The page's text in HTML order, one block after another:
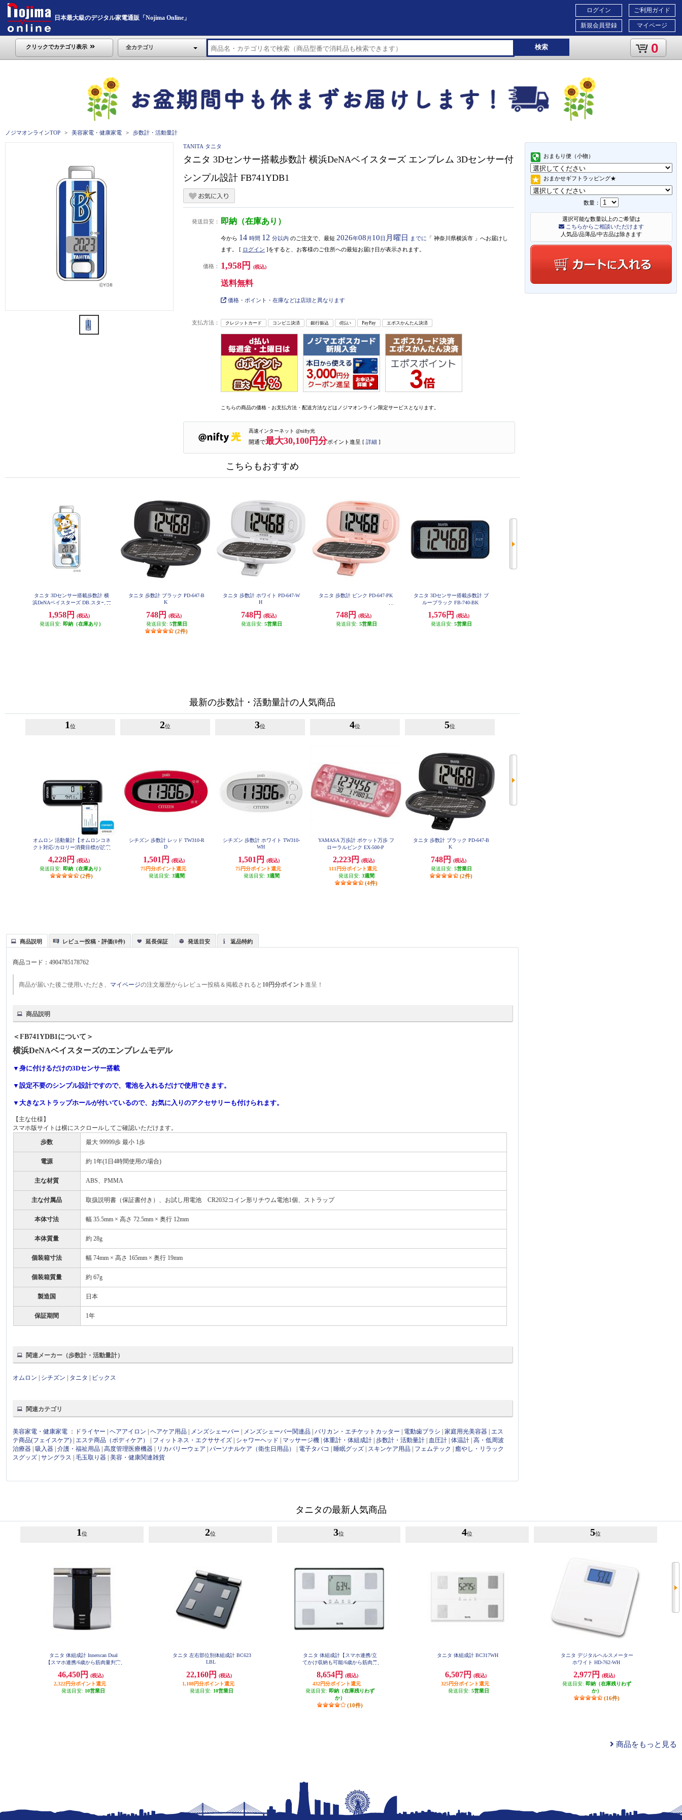
日本最大級のデジタル家電通販「Nojima Online」
ご利用ガイド
マイページ
ログイン
新規会員登録
クリックでカテゴリ表示 全カテゴリ 検索 0
ノジマオンラインTOP 美容家電・健康家電 歩数計・活動量計
おまもり便（小物）
おまかせギフトラッピング★
数量：
選択可能な数量以上のご希望は
こちらからご相談いただけます
人気品/品薄品/中古品は除きます
TANITA タニタ
タニタ 3Dセンサー搭載歩数計 横浜DeNAベイスターズ エンブレム 3Dセンサー付
シンプル設計 FB741YDB1
発送目安： 即納（在庫あり）
今から 14 時間 12 分以内 のご注文で、最短 2026年08 月 10日 月曜日 までに 「 神奈川県横浜市 」 へお届けし
ます。 [ ログイン ]をすると、お客様のご住所への最短お届け日が表示されます。
価格： 1,958円 (税込)
送料無料
価格・ポイント・在庫などは店頭と異なります
支払方法： クレジットカード コンビニ決済 銀行振込 d払い PayPay エポスかんたん決済
こちらの商品の価格・お支払方法・配送方法などはノジマオンライン限定サービスとなります。
高速インターネット @nifty光
開通で最大30,100円分ポイント進呈 [ 詳細 ]
こちらもおすすめ
タニタ 3Dセンサー搭載歩数計 横
浜DeNAベイスターズ DB.スターマ
741YDB2
1,958円
(税込)
発送目安: 即納（在庫あり）
タニタ 歩数計 ブラック PD-647-B
K
748円
(税込)
発送目安: 5営業日
(2件)
タニタ 歩数計 ホワイト PD-647-W
H
748円
(税込)
発送目安: 5営業日
タニタ 歩数計 ピンク PD-647-PK
748円
(税込)
発送目安: 5営業日
タニタ 3Dセンサー搭載歩数計 ブ
ルーブラック FB-740-BK
1,576円
(税込)
発送目安: 5営業日
最新の歩数計・活動量計の人気商品
1 位
オムロン 活動量計【オムロンコネ
クト対応/カロリー消費目標が設定
ック】 HJA-331T1-JBK
4,228円
(税込)
発送目安: 即納（在庫あり）
(2件)
2位
シチズン 歩数計 レッド TW310-R
D
1,501円
(税込)
75円分ポイント還元
発送目安: 3週間
3位
シチズン 歩数計 ホワイト TW310-
WH
1,501円
(税込)
75円分ポイント還元
発送目安: 3週間
4位
YAMASA 万歩計 ポケット万歩 フ
ローラルピンク EX-500-P
2,223円
(税込)
111円分ポイント還元
発送目安: 3週間
(4件)
5位
タニタ 歩数計 ブラック PD-647-B
K
748円
(税込)
発送目安: 5営業日
(2件)
商品説明 レビュー投稿・評価(0件) 延長保証 発送目安 返品特約
商品コード：4904785178762
商品が届いた後ご使用いただき、 マイページの注文履歴からレビュー投稿＆掲載されると 10円分ポイント進呈！
商品説明
＜FB741YDB1について＞
横浜DeNAベイスターズのエンブレムモデル
▼身に付けるだけの3Dセンサー搭載
▼設定不要のシンプル設計ですので、電池を入れるだけで使用できます。
▼大きなストラップホールが付いているので、お気に入りのアクセサリーも付けられます。
【主な仕様】
スマホ版サイトは横にスクロールしてご確認いただけます。
歩数
最大 99999歩 最小 1歩
電源 約 1年(1日4時間使用の場合)
主な材質 ABS、PMMA
主な付属品 取扱説明書（保証書付き）、お試し用電池 CR2032コイン形リチウム電池1個、ストラップ
本体寸法 幅 35.5mm × 高さ 72.5mm × 奥行 12mm
本体質量 約 28g
個装箱寸法 幅 74mm × 高さ 165mm × 奥行 19mm
個装箱質量 約 67g
製造国 日本
保証期間 1年
関連メーカー（歩数計・活動量計）
オムロン シチズン タニタ ビックス
関連カテゴリ
美容家電・健康家電 ： ドライヤー |ヘアアイロン |ヘアケア用品 メンズシェーバー メンズシェーバー関連品 |バリカン・エチケットカッター 電動歯ブラシ |家庭用光美容器
エス
テ商品(フェイスケア)
エステ商品（ボディケア） フィットネス・エクササイズ シャワーヘッド マッサージ機 |体重計・体組成計 |歩数計・活動量計 血圧計 |体温計 |高・低周波
治療器 |吸入器 |介護・福祉用品 |高度管理医療機器 リカバリーウェア |パーソナルケア（衛生日用品） 電子タバコ 睡眠グッズ スキンケア用品 フェムテック |癒やし・リラック
スグッズ |サングラス |毛玉取り器 |美容・健康関連雑貨
タニタの最新人気商品
1 位
タニタ 体組成計 Innerscan Dual
【スマホ連携/6歳から筋肉量判定
ブラック RD804LBK
46,450円
(税込)
2,322円分ポイント還元
発送目安: 10営業日
2位
タニタ 左右部位別体組成計 BC623
LBL
22,160円
(税込)
1,108円分ポイント還元
発送目安: 10営業日
3位
タニタ 体組成計【スマホ連携/立
てかけ収納も可能/6歳から筋肉量
位】ホワイト BC-767-WH
8,654円
(税込)
432円分ポイント還元
発送目安: 即納（在庫残りわず
か）
(10件)
4位
タニタ 体組成計 BC317WH
6,507円
(税込)
325円分ポイント還元
発送目安: 5営業日
5位
タニタ デジタルヘルスメーター
ホワイト HD-762-WH
2,977円
(税込)
発送目安: 即納（在庫残りわず
か）
(16件)
商品をもっと見る